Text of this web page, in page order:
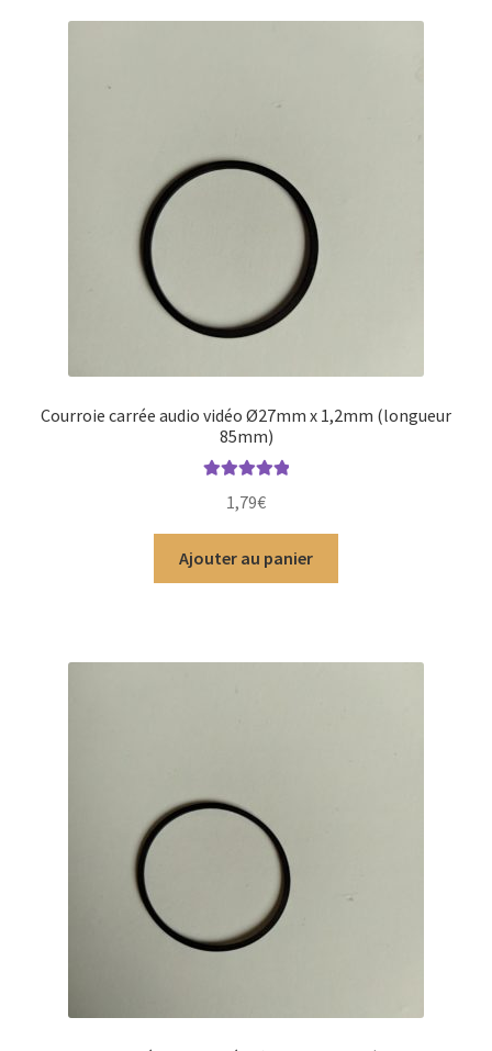
Courroie carrée audio vidéo Ø27mm x 1,2mm (longueur
85mm)
1,79€
Ajouter au panier